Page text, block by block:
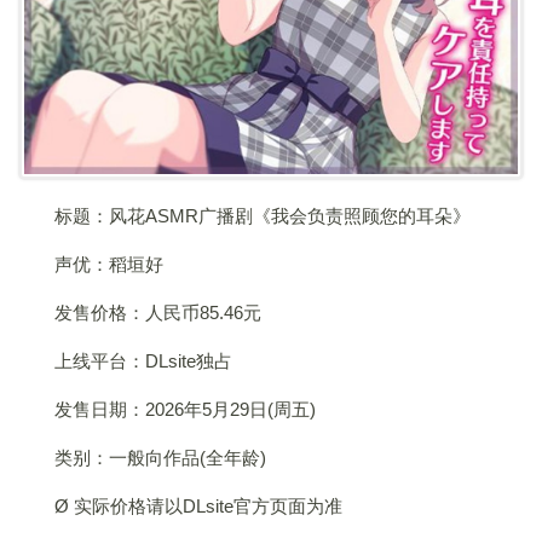
标题：风花ASMR广播剧《我会负责照顾您的耳朵》
声优：稻垣好
发售价格：人民币85.46元
上线平台：DLsite独占
发售日期：2026年5月29日(周五)
类别：一般向作品(全年龄)
Ø 实际价格请以DLsite官方页面为准